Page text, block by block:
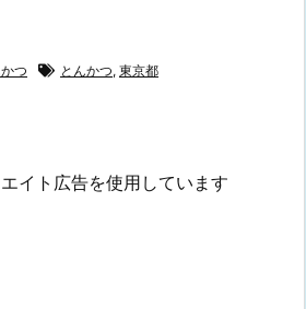
つ とんかつ, 東京都
イト広告を使用しています